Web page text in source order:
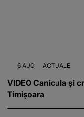
6 AUG ACTUALE
VIDEO Canicula și
Timișoara